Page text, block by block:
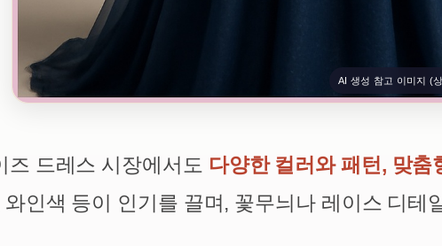
AI 생성 참고 이미지 (
즈 드레스 시장에서도 다양한 컬러와 패턴, 맞춤
인색 등이 인기를 끌며, 꽃무늬나 레이스 디테